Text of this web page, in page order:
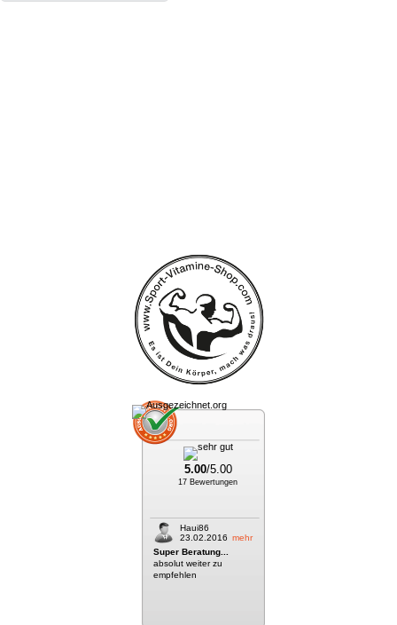
5.00/5.00
17 Bewertungen
Haui86
23.02.2016 mehr
Super Beratung...
absolut weiter zu
empfehlen